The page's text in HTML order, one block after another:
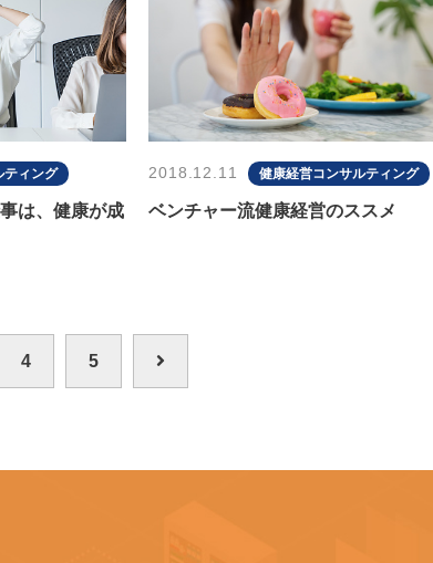
ティング
は、健康が成
2018.12.11 健康経営コンサルティング
ベンチャー流健康経営のススメ
4 5